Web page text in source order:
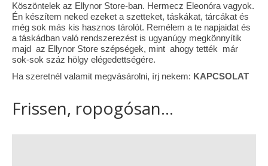
Köszöntelek az Ellynor Store-ban. Hermecz Eleonóra vagyok.
Én készítem neked ezeket a szetteket, táskákat, tárcákat és
még sok más kis hasznos tárolót. Remélem a te napjaidat és
a táskádban való rendszerezést is ugyanúgy megkönnyítik
majd az Ellynor Store szépségek, mint ahogy tették már
sok-sok száz hölgy elégedettségére.
Ha szeretnél valamit megvásárolni, írj nekem: KAPCSOLAT
Frissen, ropogósan...